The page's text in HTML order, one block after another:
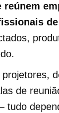
reúnem
de
tudo